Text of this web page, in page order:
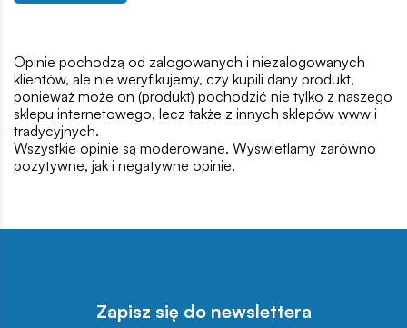
Opinie pochodzą od zalogowanych i niezalogowanych
klientów, ale nie weryfikujemy, czy kupili dany produkt,
ponieważ może on (produkt) pochodzić nie tylko z naszego
sklepu internetowego, lecz także z innych sklepów www i
tradycyjnych.
Wszystkie opinie są moderowane. Wyświetlamy zarówno
pozytywne, jak i negatywne opinie.
Zapisz się do newslettera